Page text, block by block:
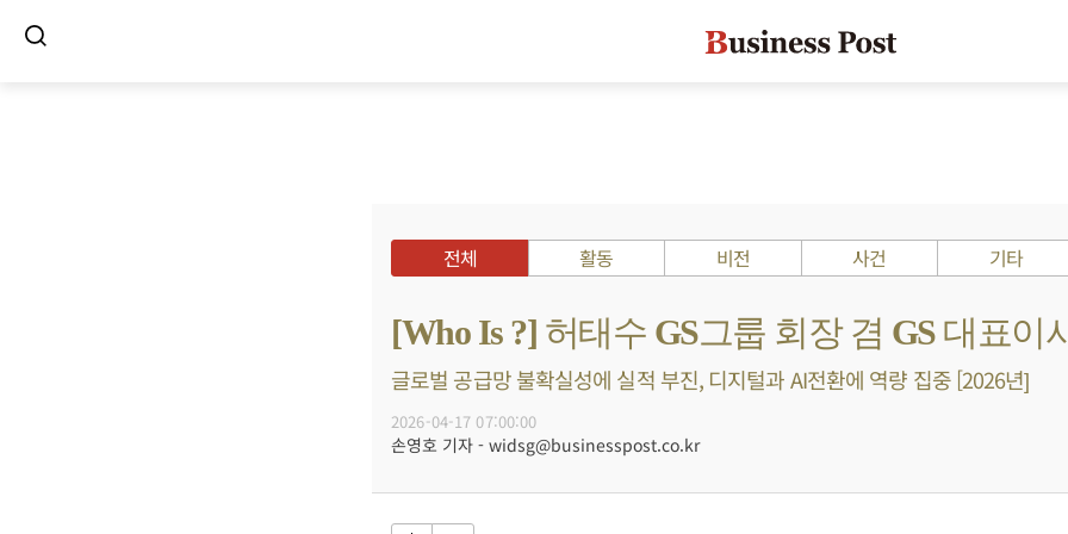
전체 활동 비전 사건 기타
[Who Is ?] 허태수 GS그룹 회장 겸 GS 대표이
글로벌 공급망 불확실성에 실적 부진, 디지털과 AI전환에 역량 집중 [2026년]
2026-04-17 07:00:00
손영호 기자 - widsg@businesspost.co.kr